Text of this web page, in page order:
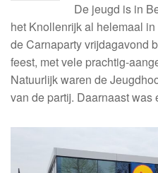
De jeugd is in
het Knollenrijk al helemaal in
de Carnaparty vrijdagavond
feest, met vele prachtig-
Natuurlijk waren de
van de partij. Daarnaast